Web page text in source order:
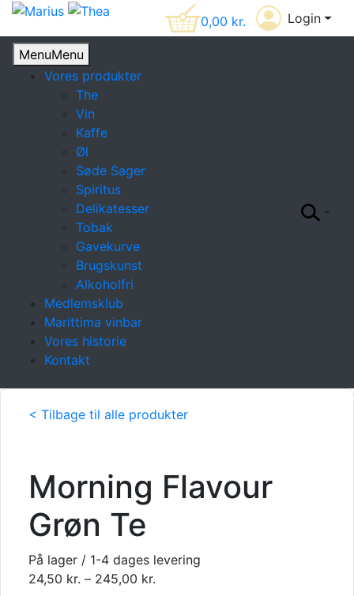
0,00 kr. Login
MenuMenu
Vores produkter
The
Vin
Kaffe
Øl
Søde Sager
Spiritus
Delikatesser
Tobak
Gavekurve
Brugskunst
Alkoholfri
Medlemsklub
Marittima vinbar
Vores historie
Kontakt
< Tilbage til alle produkter
Morning Flavour
Grøn Te
På lager / 1-4 dages levering
24,50 kr. – 245,00 kr.